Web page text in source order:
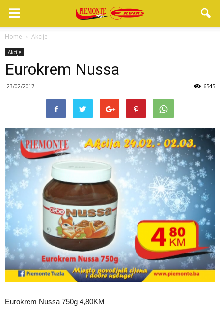
Home Akcije
Akcije
Eurokrem Nussa
23/02/2017 6545
Eurokrem Nussa 750g 4,80KM